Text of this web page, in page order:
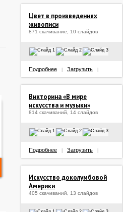
Цвет в произведениях
живописи
871 скачивание, 10 слайдов
Подробнее Загрузить
Викторина «В мире
искусства и музыки»
814 скачиваний, 14 слайдов
Подробнее Загрузить
Искусство доколумбовой
Америки
405 скачиваний, 13 слайдов